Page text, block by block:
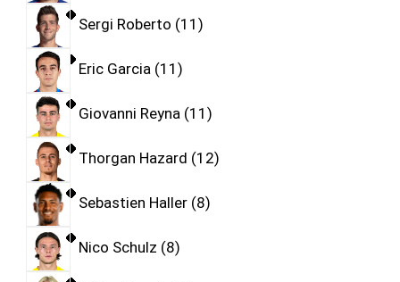
Sergi Roberto 11
Eric Garcia 11
Giovanni Reyna 11
Thorgan Hazard 12
Sebastien Haller 8
Nico Schulz 8